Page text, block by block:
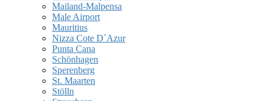
Mailand-Malpensa
Male Airport
Mauritius
Nizza Cote D´Azur
Punta Cana
Schönhagen
Sperenberg
St. Maarten
Stölln